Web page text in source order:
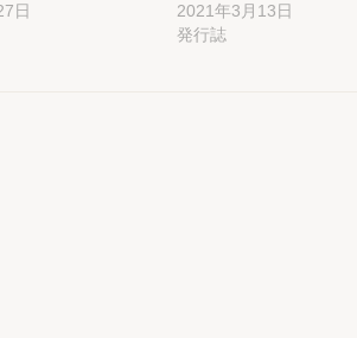
日
2021年3月13日
発行誌